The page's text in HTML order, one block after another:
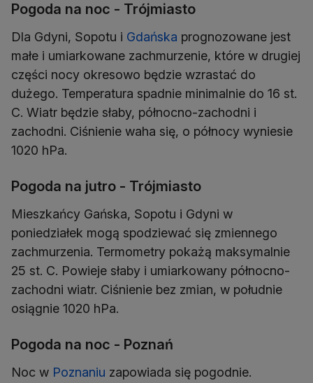
Pogoda na noc - Trójmiasto
Dla Gdyni, Sopotu i Gdańska prognozowane jest
małe i umiarkowane zachmurzenie, które w drugiej
części nocy okresowo będzie wzrastać do
dużego. Temperatura spadnie minimalnie do 16 st.
C. Wiatr będzie słaby, północno-zachodni i
zachodni. Ciśnienie waha się, o północy wyniesie
Pogoda na jutro - Trójmiasto
Mieszkańcy Gańska, Sopotu i Gdyni w
poniedziałek mogą spodziewać się zmiennego
zachmurzenia. Termometry pokażą maksymalnie
25 st. C. Powieje słaby i umiarkowany północno-
zachodni wiatr. Ciśnienie bez zmian, w południe
Pogoda na noc - Poznań
Noc w Poznaniu zapowiada się pogodnie.